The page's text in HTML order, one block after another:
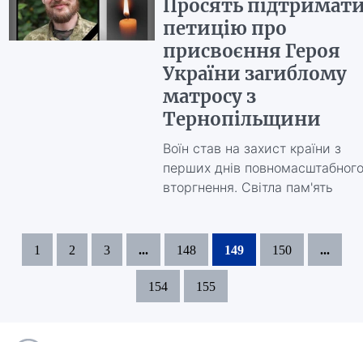
Просять
петицію про
присвоєння Героя
України загиблому
матросу з
Тернопільщини
Воїн став на захист країни з
перших днів повномасштабного
вторгнення. Світла пам'ять
1 2 3 ... 148 149 150 ...
154 155